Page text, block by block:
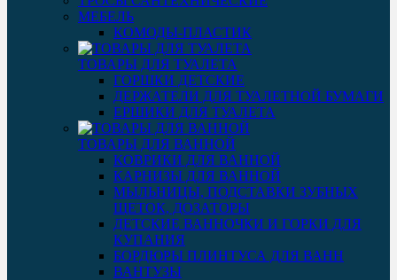
МЕБЕЛЬ
КОМОДЫ-ПЛАСТИК
ТОВАРЫ ДЛЯ ТУАЛЕТА
ГОРШКИ ДЕТСКИЕ
ДЕРЖАТЕЛИ ДЛЯ ТУАЛЕТНОЙ БУМАГИ
ЕРШИКИ ДЛЯ ТУАЛЕТА
ТОВАРЫ ДЛЯ ВАННОЙ
КОВРИКИ ДЛЯ ВАННОЙ
КАРНИЗЫ ДЛЯ ВАННОЙ
МЫЛЬНИЦЫ, ПОДСТАВКИ ЗУБНЫХ
ЩЕТОК, ДОЗАТОРЫ
ДЕТСКИЕ ВАННОЧКИ И ГОРКИ ДЛЯ
КУПАНИЯ
БОРДЮРЫ ПЛИНТУСА ДЛЯ ВАНН
ВАНТУЗЫ